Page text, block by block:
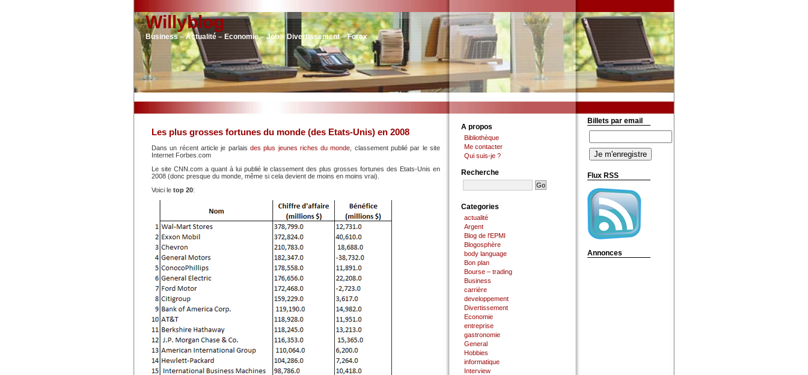
Willyblog
Business – Actualité – Economie – Job – Divertissement – Forex
Les plus grosses fortunes du monde (des Etats-Unis) en 2008
Dans un récent article je parlais des plus jeunes riches du monde , classement publié par le site
Internet Forbes.com
Le site CNN.com a quant à lui publié le classement des plus grosses fortunes des Etats-Unis en
2008 (donc presque du monde, même si cela devient de moins en moins vrai).
Voici le top 20:
A propos
Bibliothèque
Me contacter
Qui suis-je ?
Recherche
Categories
actualité
Argent
Blog de l'EPMI
Blogosphère
body language
Bon plan
Bourse – trading
Business
carrière
developpement
Divertissement
Economie
entreprise
gastronomie
General
Hobbies
informatique
Interview
Billets par email
Flux RSS
Annonces